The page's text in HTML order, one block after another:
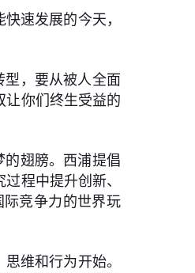
速发展的今天，
型，要从被人全面
让你们终生受益的
的翅膀。西浦提倡
程中提升创新、
竞争力的世界玩
维和行为开始。